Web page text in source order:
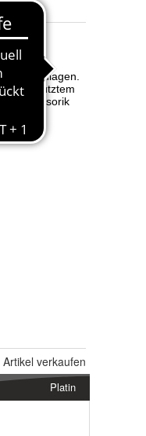
Artikel verkaufen
Platin